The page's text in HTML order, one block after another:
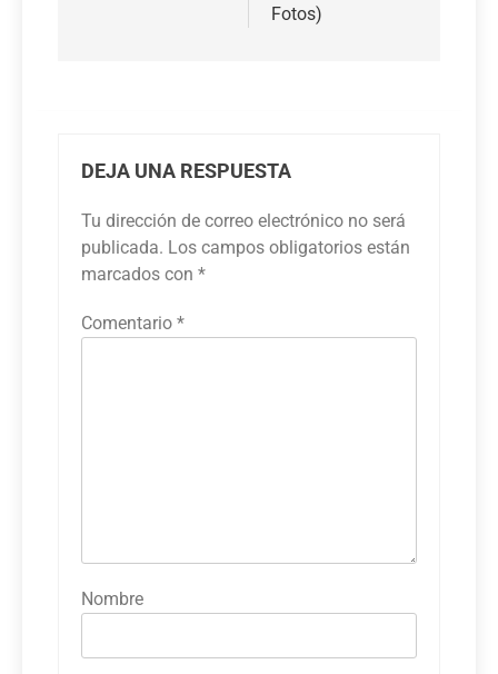
Fotos)
DEJA UNA RESPUESTA
Tu dirección de correo electrónico no será
publicada. Los campos obligatorios están
marcados con *
Comentario *
Nombre